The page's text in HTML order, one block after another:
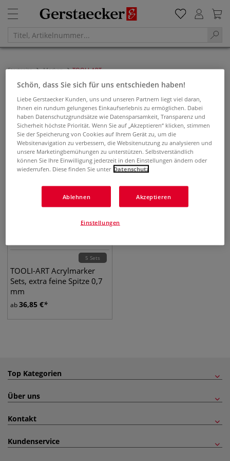
Startseite Marken TOOLI-ART
TOOLI-ART
Filtern & Sortieren
5 Sets
TOOLI-ART Acrylmarker
Sets, extra feine Spitze 0,7
mm
ab36,85 €
Top Kategorien
Über uns
Kontakt
Kundenservice
Schön, dass Sie sich für uns entschieden haben!
Liebe Gerstaecker Kunden, uns und unseren Partnern liegt viel daran,
Ihnen ein rundum gelungenes Einkaufserlebnis zu ermöglichen. Dabei
haben Datenschutzgrundsätze wie Datensparsamkeit, Transparenz und
Sicherheit höchste Priorität. Wenn Sie auf „Akzeptieren“ klicken, stimmen
Sie der Speicherung von Cookies auf Ihrem Gerät zu, um die
Websitenavigation zu verbessern, die Websitenutzung zu analysieren und
unsere Marketingbemühungen zu unterstützen. Selbstverständlich
können Sie Ihre Einwilligung jederzeit in den Einstellungen ändern oder
wiederrufen. Diese finden Sie unter Datenschutz
Ablehnen Akzeptieren
Einstellungen